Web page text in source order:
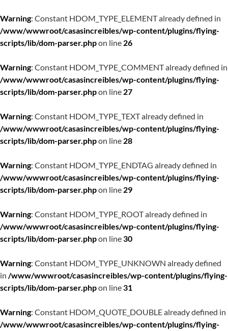
Warning: Constant HDOM_TYPE_ELEMENT already defined in
/www/wwwroot/casasincreibles/wp-content/plugins/flying-
scripts/lib/dom-parser.phpon line 26
Warning: Constant HDOM_TYPE_COMMENT already defined in
/www/wwwroot/casasincreibles/wp-content/plugins/flying-
scripts/lib/dom-parser.phpon line 27
Warning: Constant HDOM_TYPE_TEXT already defined in
/www/wwwroot/casasincreibles/wp-content/plugins/flying-
scripts/lib/dom-parser.phpon line 28
Warning: Constant HDOM_TYPE_ENDTAG already defined in
/www/wwwroot/casasincreibles/wp-content/plugins/flying-
scripts/lib/dom-parser.phpon line 29
Warning: Constant HDOM_TYPE_ROOT already defined in
/www/wwwroot/casasincreibles/wp-content/plugins/flying-
scripts/lib/dom-parser.phpon line30
Warning: Constant HDOM_TYPE_UNKNOWN already defined
in /www/wwwroot/casasincreibles/wp-content/plugins/flying-
scripts/lib/dom-parser.phpon line31
Warning: Constant HDOM_QUOTE_DOUBLE already defined in
/www/wwwroot/casasincreibles/wp-content/plugins/flying-